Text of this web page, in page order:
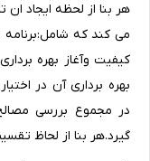
هر بنا از لحظه ایجاد ان
می کند که شامل:برنامه
کیفیت وآغاز بهره
بهره برداری آن در
در مجموع بررسی
گیرد.هر بنا از لحاظ